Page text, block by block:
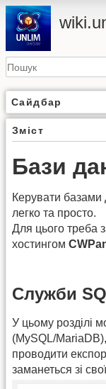
Сайдбар
Зміст
Бази
Керувати базами
легко та просто.
Для цього треба
хостингом
Служби
У цьому розділі
(MySQL/
проводити
заманеться зі